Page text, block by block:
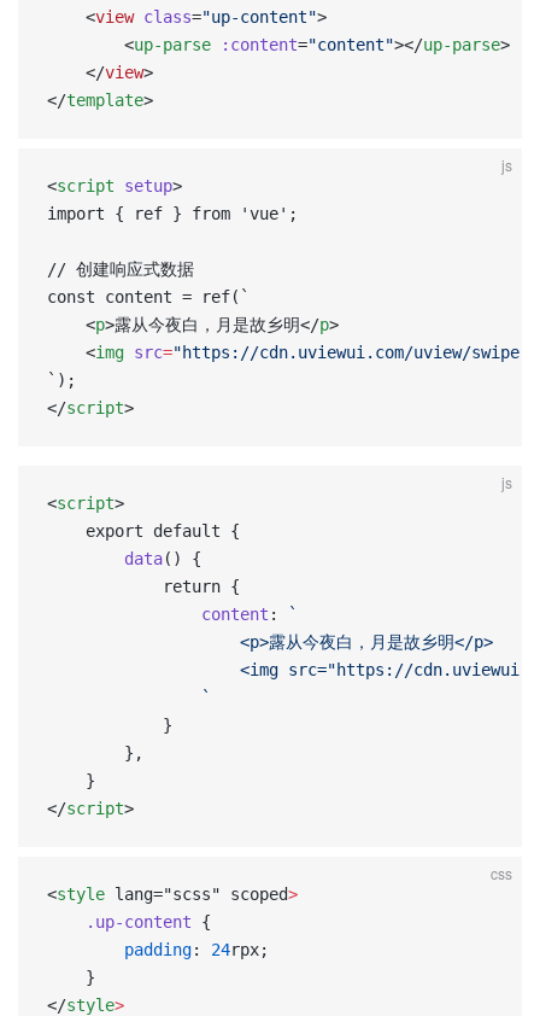
	<
view class="up-content">
		<
up-parse :content="content"></up-parse>
	</
view>
</template>
js
<script setup>
import { ref } from 'vue';
// 创建响应式数据
const content = ref(`
	<
p>露从今夜白，月是故乡明</p>
	<
img src="https://cdn.uviewui.com/uview/
`);
</script>
js
<script>
	export default {
		data
() {
			return {
				content
:
`
					<p>露从今夜白，月是故乡明</p>
<img src="https://
				`
			}
		},
	}
</script>
css
<style lang="scss" scoped>
    .up-content
{
        padding
: 24rpx;
    }
</style>